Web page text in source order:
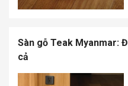
Sàn gỗ Teak Myanmar:
cả